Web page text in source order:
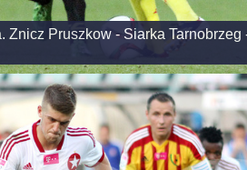
Znicz Pruszkow - Siarka Tarnobrzeg